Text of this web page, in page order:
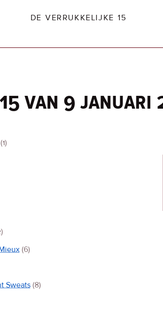
DE VERRUKKELIJKE 15
van 9 januari
(1)
(6)
Sweats (8)